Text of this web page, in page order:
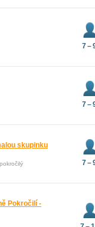
7 –
7 –
skupinku
7 –
Pokročilí -